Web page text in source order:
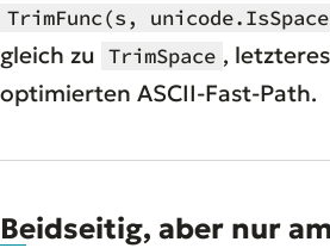
TrimFunc(s,
gleich zu TrimSpace ,
optimierten ASCII-Fast-Path.
Beidseitig, aber nur